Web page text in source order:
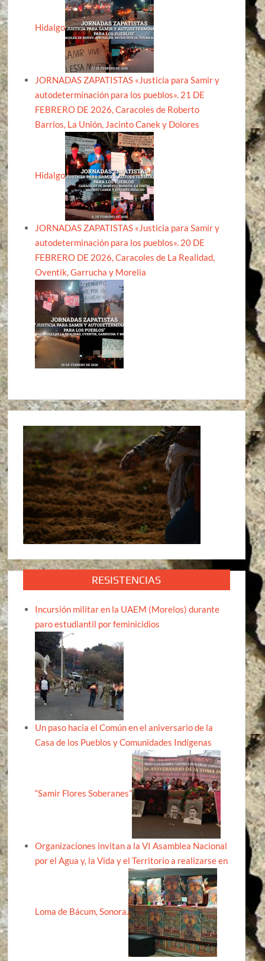
Hidalgo
JORNADAS ZAPATISTAS «Justicia para Samir y
autodeterminación para los pueblos». 21 DE
FEBRERO DE 2026, Caracoles de Roberto
Barrios, La Unión, Jacinto Canek y Dolores
Hidalgo
JORNADAS ZAPATISTAS «Justicia para Samir y
autodeterminación para los pueblos». 20 DE
FEBRERO DE 2026, Caracoles de La Realidad,
Oventik, Garrucha y Morelia
RESISTENCIAS
Incursión militar en la UAEM (Morelos) durante
paro estudiantil por feminicidios
Un paso hacia el Común en el aniversario de la
Casa de los Pueblos y Comunidades Indígenas
“Samir Flores Soberanes”
Organizaciones invitan a la VI Asamblea Nacional
por el Agua y, la Vida y el Territorio a realizarse en
Loma de Bácum, Sonora.